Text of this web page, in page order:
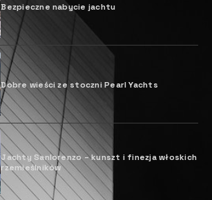
Bezpieczne nabycie jachtu
Dobre wieści ze stoczni Pearl Yachts
Jachty Sanlorenzo – kunszt i finezja włoskich
rzemieślników